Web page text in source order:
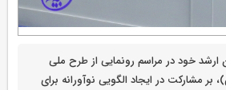
ارشد خود در مراسم رونمایی از طرح ملی
بر مشارکت در ایجاد الگویی نوآورانه برای